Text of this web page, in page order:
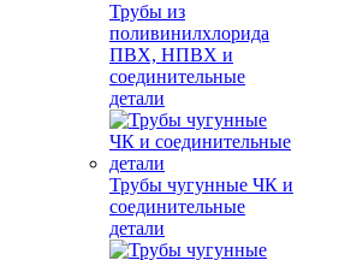
Трубы из
поливинилхлорида
ПВХ, НПВХ и
соединительные
детали
Трубы чугунные ЧК и
соединительные
детали